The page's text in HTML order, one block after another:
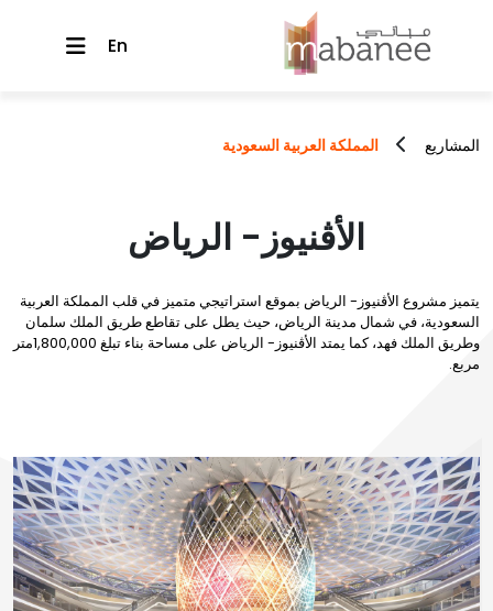
En
المشاريع المملكة العربية السعودية
الأڤنيوز- الرياض
يتميز مشروع الأڤنيوز- الرياض بموقع استراتيجي متميز في قلب المملكة العربية
السعودية، في شمال مدينة الرياض، حيث يطل على تقاطع طريق الملك سلمان
وطريق الملك فهد، كما يمتد الأڤنيوز- الرياض على مساحة بناء تبلغ 1,800,000متر
مربع.